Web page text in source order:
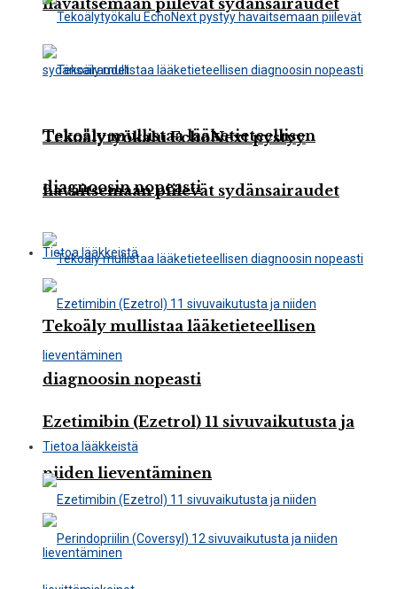
havaitsemaan piilevät sydänsairaudet
Tekoäly mullistaa lääketieteellisen
diagnoosin nopeasti
Tietoa lääkkeistä
Ezetimibin (Ezetrol) 11 sivuvaikutusta ja
niiden lieventäminen
Tekoälytyökalu EchoNext pystyy
havaitsemaan piilevät sydänsairaudet
Tekoäly mullistaa lääketieteellisen
diagnoosin nopeasti
Tietoa lääkkeistä